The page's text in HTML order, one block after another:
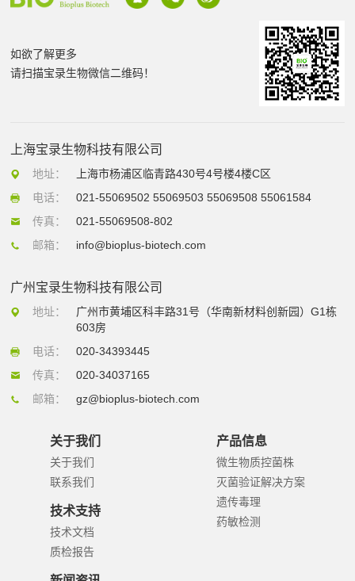
如欲了解更多
请扫描宝录生物微信二维码！
上海宝录生物科技有限公司
地址：
上海市杨浦区临青路430号4号楼4楼C区
电话：
021-55069502 55069503 55069508 55061584
传真：
021-55069508-802
邮箱：
info@bioplus-biotech.com
广州宝录生物科技有限公司
地址：
广州市黄埔区科丰路31号（华南新材料创新园）G1栋
603房
电话：
020-34393445
传真：
020-34037165
邮箱：
gz@bioplus-biotech.com
关于我们
关于我们
联系我们
技术支持
技术文档
质检报告
产品信息
微生物质控菌株
灭菌验证解决方案
遗传毒理
药敏检测